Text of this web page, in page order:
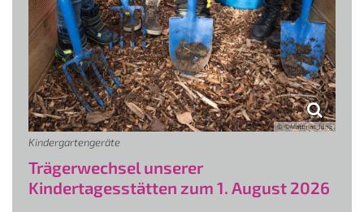
© ©Matthias_Jung
Kindergartengeräte
Trägerwechsel unserer
Kindertagesstätten zum 1. August 2026